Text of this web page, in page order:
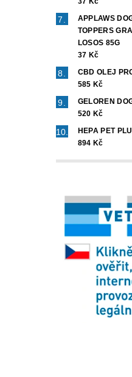
APPLAWS
TOPPERS
LOSOS 85G
37 Kč
CBD OLEJ
585 Kč
GELOREN
520 Kč
HEPA PET
894 Kč